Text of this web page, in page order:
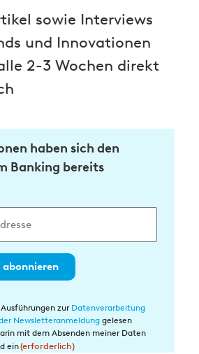
sowie Interviews
und Innovationen
2-3 Wochen direkt
haben sich den
Banking bereits
zur Datenverarbeitung
Newsletteranmeldunggelesen
mit dem Absenden meiner Daten
ein(erforderlich)